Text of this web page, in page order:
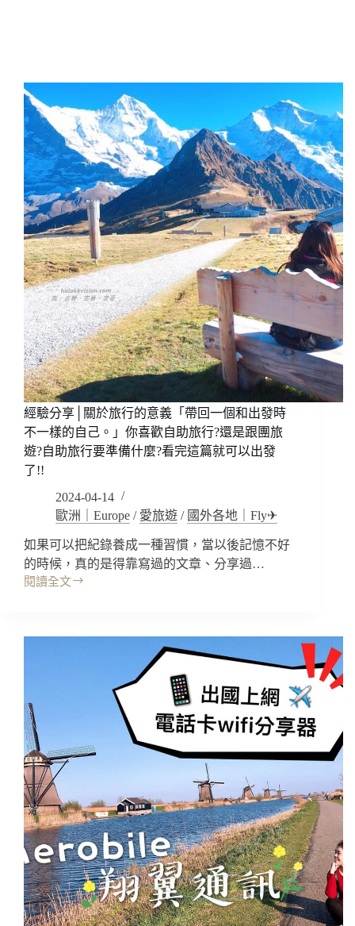
經驗分享│關於旅行的意義「帶回一個和出發時
不一樣的自己。」你喜歡自助旅行?還是跟團旅
遊?自助旅行要準備什麼?看完這篇就可以出發
了!!
2024-04-14
歐洲｜Europe / 愛旅遊 / 國外各地｜Fly✈
如果可以把紀錄養成一種習慣，當以後記憶不好
的時候，真的是得靠寫過的文章、分享過…
閱讀全文
經
享
旅
行
的
意
義
「帶
回
一
個
和
出
發
時
不